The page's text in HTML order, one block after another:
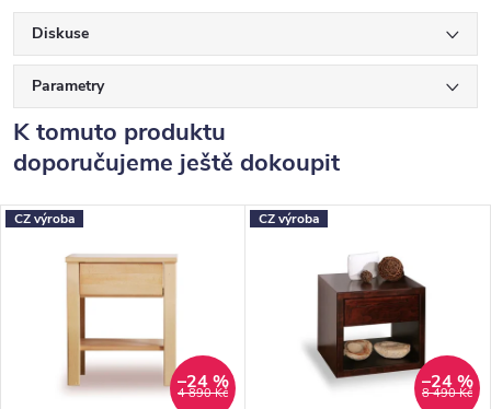
Diskuse
Parametry
K tomuto produktu
doporučujeme ještě dokoupit
CZ výroba
4 890 Kč
–24 %
CZ výroba
8 490 Kč
–24 %